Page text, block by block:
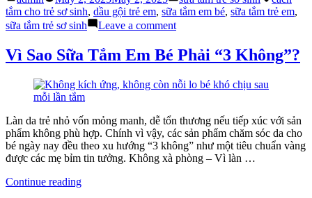
tắm
trẻ
sinh
với
tắm
thông
by
in
tắm cho trẻ sơ sinh, dầu gội trẻ em, sữa tắm em bé, sữa tắm trẻ em,
sữa tắm trẻ sơ sinh
Leave a commenton
biệt
sữa
trẻ
với
sữa
tắm
thông
Vì Sao Sữa Tắm Em Bé Phải “3 Không”?
Làn da trẻ nhỏ vốn mỏng manh, dễ tổn thương nếu tiếp xúc với sản
phẩm không phù hợp. Chính vì vậy, các sản phẩm chăm sóc da cho
bé ngày nay đều theo xu hướng “3 không” như một tiêu chuẩn vàng
được các mẹ bỉm tin tưởng. Không xà phòng – Vì làn …
Continue reading“Vì